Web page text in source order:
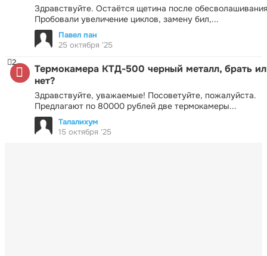
Здравствуйте. Остаётся щетина после
Пробовали увеличение циклов, замену бил,...
Павел пан
25 октября '25
Термокамера КТД-500 черный металл, брать
нет?
Здравствуйте, уважаемые! Посоветуйте, пожалуйста.
Предлагают по 80000 рублей две термокамеры...
2
Талалихум
15 октября '25